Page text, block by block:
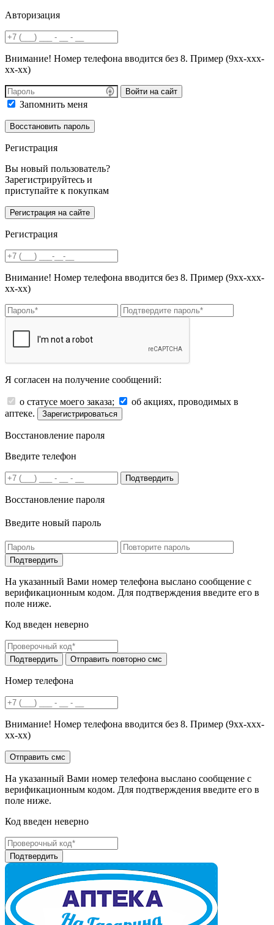
Авторизация
Внимание! Номер телефона вводится без 8. Пример (9хх-ххх-
хх-хх)
Войти на сайт
Запомнить меня
Регистрация
Вы новый пользователь?
Зарегистрируйтесь и
приступайте к покупкам
Регистрация
Внимание! Номер телефона вводится без 8. Пример (9хх-ххх-
хх-хх)
Я согласен на получение сообщений:
о статусе моего заказа;
об акциях, проводимых в
аптеке.
Зарегистрироваться
Восстановление пароля
Введите телефон
Подтвердить
Восстановление пароля
Введите новый пароль
На указанный Вами номер телефона выслано сообщение с
верификационным кодом. Для подтверждения введите его в
поле ниже.
Код введен неверно
Номер телефона
Внимание! Номер телефона вводится без 8. Пример (9хх-ххх-
хх-хх)
На указанный Вами номер телефона выслано сообщение с
верификационным кодом. Для подтверждения введите его в
поле ниже.
Код введен неверно